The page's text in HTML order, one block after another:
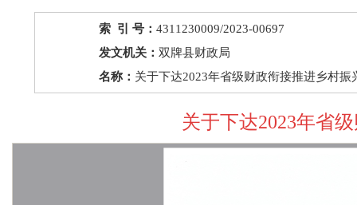
索 引 号：4311230009/2023-00697
发文机关：双牌县财政局
名称： 关于下达2023年省级财政衔接推进乡村
关于下达2023年省